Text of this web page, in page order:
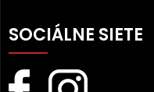
SOCIÁLNE SIETE